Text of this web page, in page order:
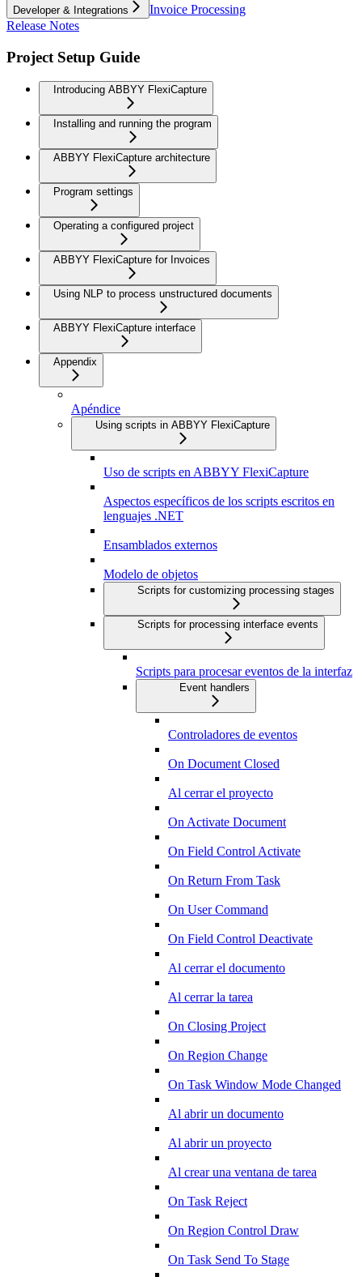
Developer & Integrations
Invoice Processing
Release Notes
Project Setup Guide
Introducing ABBYY FlexiCapture
Installing and running the program
ABBYY FlexiCapture architecture
Program settings
Operating a configured project
ABBYY FlexiCapture for Invoices
Using NLP to process unstructured documents
ABBYY FlexiCapture interface
Appendix
Apéndice
Using scripts in ABBYY FlexiCapture
Uso de scripts en ABBYY FlexiCapture
Aspectos específicos de los scripts escritos en
lenguajes .NET
Ensamblados externos
Modelo de objetos
Scripts for customizing processing stages
Scripts for processing interface events
Scripts para procesar eventos de la interfaz
Event handlers
Controladores de eventos
On Document Closed
Al cerrar el proyecto
On Activate Document
On Field Control Activate
On Return From Task
On User Command
On Field Control Deactivate
Al cerrar el documento
Al cerrar la tarea
On Closing Project
On Region Change
On Task Window Mode Changed
Al abrir un documento
Al abrir un proyecto
Al crear una ventana de tarea
On Task Reject
On Region Control Draw
On Task Send To Stage